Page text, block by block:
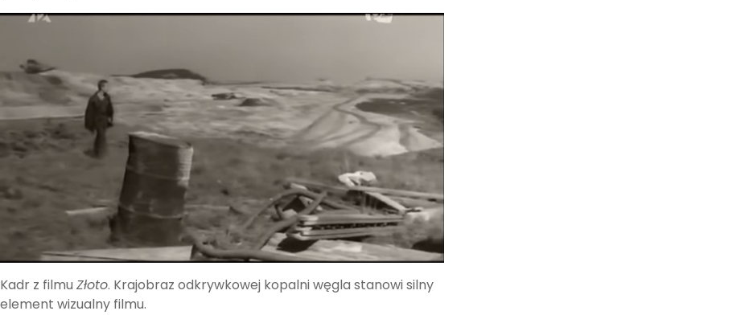
Kadr z filmu Złoto. Krajobraz odkrywkowej kopalni węgla stanowi silny
element wizualny filmu.